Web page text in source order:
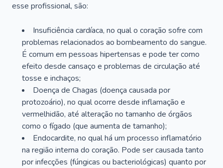
esse profissional, são:
Insuficiência cardíaca, no qual o coração sofre com
problemas relacionados ao bombeamento do sangue.
É comum em pessoas hipertensas e pode ter como
efeito desde cansaço e problemas de circulação até
tosse e inchaços;
Doença de Chagas (doença causada por
protozoário), no qual ocorre desde inflamação e
vermelhidão, até alteração no tamanho de órgãos
como o fígado (que aumenta de tamanho);
Endocardite, no qual há um processo inflamatório
na região interna do coração. Pode ser causada tanto
por infecções (fúngicas ou bacteriológicas) quanto por